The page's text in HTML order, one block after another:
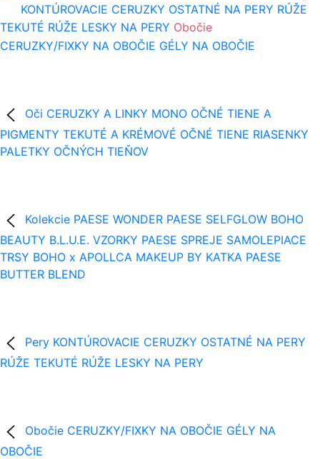
KONTÚROVACIE CERUZKY OSTATNÉ NA PERY RÚŽE
TEKUTÉ RÚŽE LESKY NA PERY Obočie
CERUZKY/FIXKY NA OBOČIE GÉLY NA OBOČIE
Oči CERUZKY A LINKY MONO OČNÉ TIENE A
PIGMENTY TEKUTÉ A KRÉMOVÉ OČNÉ TIENE RIASENKY
PALETKY OČNÝCH TIEŇOV
Kolekcie PAESE WONDER PAESE SELFGLOW BOHO
BEAUTY B.L.U.E. VZORKY PAESE SPREJE SAMOLEPIACE
TRSY BOHO x APOLLCA MAKEUP BY KATKA PAESE
BUTTER BLEND
Pery KONTÚROVACIE CERUZKY OSTATNÉ NA PERY
RÚŽE TEKUTÉ RÚŽE LESKY NA PERY
Obočie CERUZKY/FIXKY NA OBOČIE GÉLY NA
OBOČIE